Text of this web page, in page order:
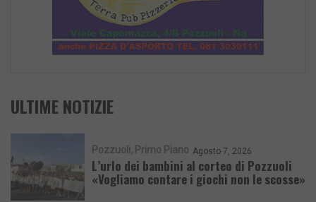
ULTIME NOTIZIE
Pozzuoli Primo Piano Agosto 7, 2026
L’urlo dei bambini al corteo di Pozzuoli
«Vogliamo contare i giochi non le scosse»